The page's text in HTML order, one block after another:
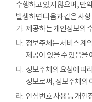
수행하고 있지 않으며, 만
발생하면 다음과 같은 사
가. 제공하는 개인정보의
나. 정보주체는 서비스 계
제공이 있을 수 있음을
다. 정보주체의 요청에 따
정보로써, 정보주체의
라. 안심번호 사용 등 개인